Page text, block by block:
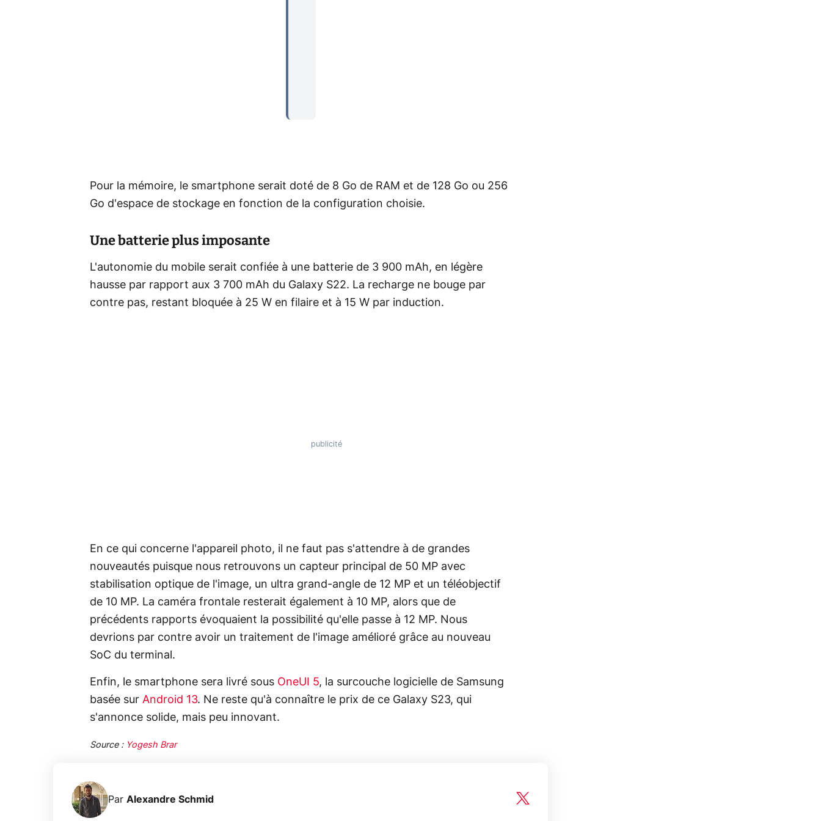
Pour la mémoire, le smartphone serait doté de 8 Go de RAM et de 128 Go ou 256
Go d'espace de stockage en fonction de la configuration choisie.
Une batterie plus imposante
L'autonomie du mobile serait confiée à une batterie de 3 900 mAh, en légère
hausse par rapport aux 3 700 mAh du Galaxy S22. La recharge ne bouge par
contre pas, restant bloquée à 25 W en filaire et à 15 W par induction.
En ce qui concerne l'appareil photo, il ne faut pas s'attendre à de grandes
nouveautés puisque nous retrouvons un capteur principal de 50 MP avec
stabilisation optique de l'image, un ultra grand-angle de 12 MP et un téléobjectif
de 10 MP. La caméra frontale resterait également à 10 MP, alors que de
précédents rapports évoquaient la possibilité qu'elle passe à 12 MP. Nous
devrions par contre avoir un traitement de l'image amélioré grâce au nouveau
SoC du terminal.
Enfin, le smartphone sera livré sous OneUI 5, la surcouche logicielle de Samsung
basée sur Android 13. Ne reste qu'à connaître le prix de ce Galaxy S23, qui
s'annonce solide, mais peu innovant.
Source : Yogesh Brar
Par Alexandre Schmid